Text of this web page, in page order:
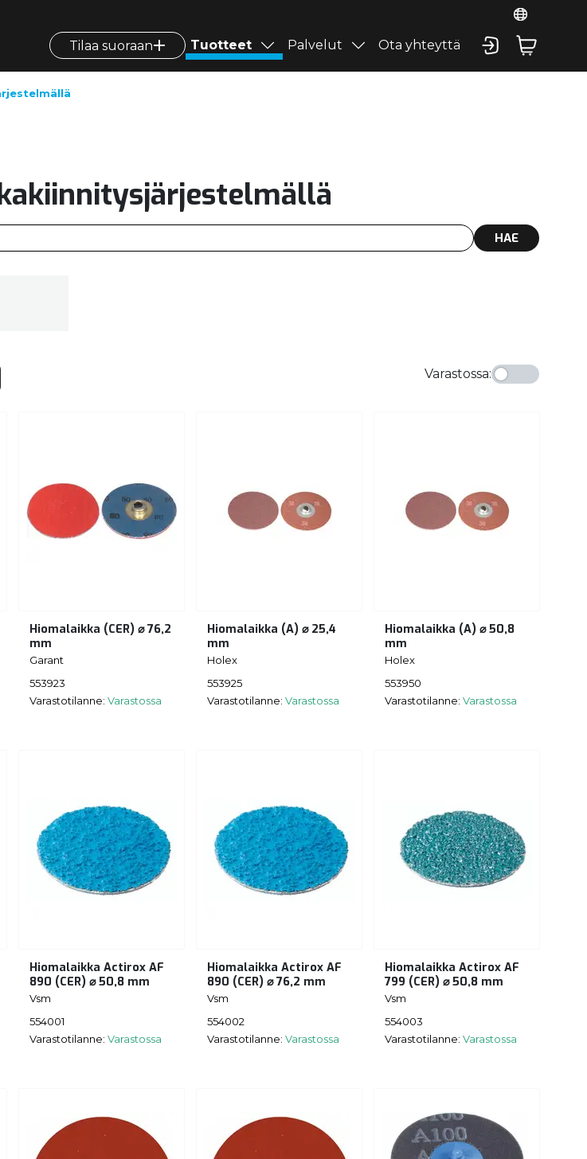
Tilaa suoraan Tuotteet Palvelut Ota yhteyttä
HAE
Varastossa:
Hiomalaikka (CER) ⌀ 76,2
mm
Garant
553923
Varastotilanne: Varastossa
Hiomalaikka (A) ⌀ 25,4
mm
Holex
553925
Varastotilanne: Varastossa
Hiomalaikka (A) ⌀ 50,8
mm
Holex
553950
Varastotilanne: Varastossa
Hiomalaikka Actirox AF
890 (CER) ⌀ 50,8 mm
Vsm
554001
Varastotilanne: Varastossa
Hiomalaikka Actirox AF
890 (CER) ⌀ 76,2 mm
Vsm
554002
Varastotilanne: Varastossa
Hiomalaikka Actirox AF
799 (CER) ⌀ 50,8 mm
Vsm
554003
Varastotilanne: Varastossa